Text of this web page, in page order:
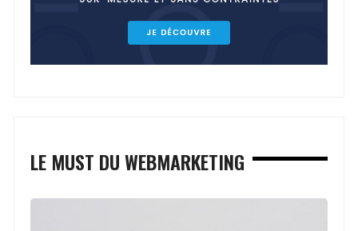
LE MUST DU WEBMARKETING